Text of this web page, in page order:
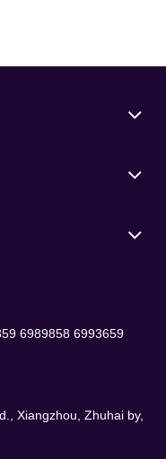
6989858 6993659
Xiangzhou, Zhuhai by,